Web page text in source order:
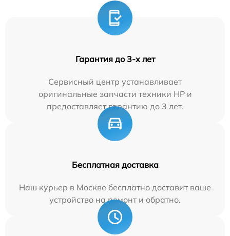
Гарантия до 3-х лет
Сервисный центр устанавливает
оригинальные запчасти техники HP и
предоставляет гарантию до 3 лет.
Бесплатная доставка
Наш курьер в Москве бесплатно доставит ваше
устройство на ремонт и обратно.